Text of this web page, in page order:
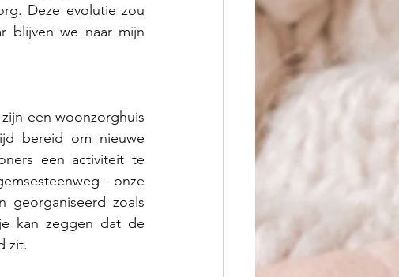
Deze evolutie zou
blijven we naar mijn
een woonzorghuis
bereid om nieuwe
een activiteit te
- onze
georganiseerd zoals
kan zeggen dat de
zit.